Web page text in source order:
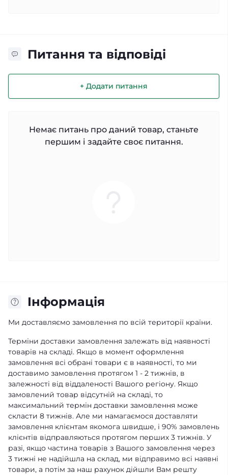
Питання та відповіді
+ Додати питання
Немає питань про даний товар, станьте
першим і задайте своє питання.
Iнформація
Ми доставляємо замовлення по всій території країни.
Терміни доставки замовлення залежать від наявності
товарів на складі. Якщо в момент оформлення
замовлення всі обрані товари є в наявності, то ми
доставимо замовлення протягом 1 - 2 тижнів, в
залежності від віддаленості Вашого регіону. Якщо
замовлений товар відсутній на складі, то
максимальний термін доставки замовлення може
скласти 8 тижнів. Але ми намагаємося доставляти
замовлення клієнтам якомога швидше, і 90% замовлень
клієнтів відправляються протягом перших 3 тижнів. У
разі, якщо частина товарів з Вашого замовлення через
3 тижні не надійшла на склад, ми відправимо всі наявні
товари, а потім за наш рахунок дійшли Вам решту